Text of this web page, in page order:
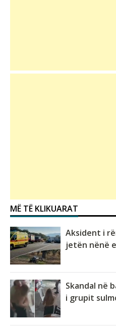
MË TË KLIKUARAT
Aksident i
jetën nënë
Skandal në
i grupit